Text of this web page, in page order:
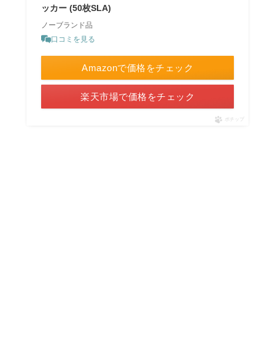
ッカー (50枚SLA)
ノーブランド品
口コミを見る
Amazonで価格をチェック
楽天市場で価格をチェック
ポチップ